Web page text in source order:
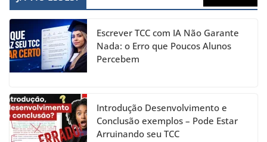
e
b
o
o
k
gr
a
m
e
dI
n
er T
u
b
e
h
a
Escrever TCC com IA Não Garante
Nada: o Erro que Poucos Alunos
Percebem
Introdução Desenvolvimento e
Conclusão exemplos – Pode Estar
Arruinando seu TCC